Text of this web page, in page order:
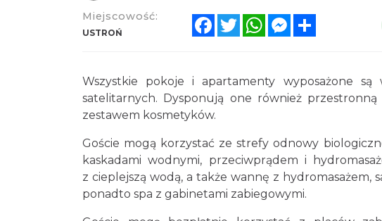
Miejscowość:
USTROŃ
FacebookTwitterWhatsAppMessenger
Wszystkie pokoje i apartamenty wyposażone
satelitarnych. Dysponują one również
zestawem kosmetyków.
Goście mogą korzystać ze strefy odnowy
kaskadami wodnymi, przeciwprądem i
z cieplejszą wodą, a także wannę z hydromasażem,
ponadto spa z gabinetami zabiegowymi.